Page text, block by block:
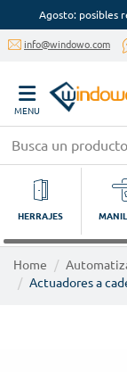
Agosto: posibles
info@windowo.com
MENU
HERRAJES
Home
Actuadores a